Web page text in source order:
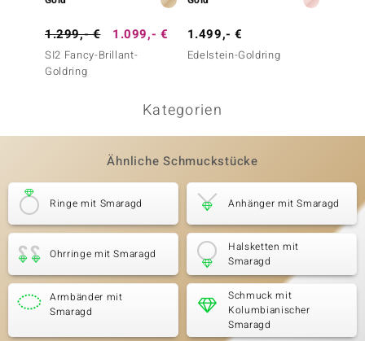
1.299,- € 1.099,- €
SI2 Fancy-Brillant-
Goldring
1.499,- €
Edelstein-Goldring
Kategorien
Ähnliche Schmuckstücke
Ringe mit Smaragd Anhänger mit Smaragd
Ohrringe mit Smaragd
Halsketten mit
Smaragd
Armbänder mit
Smaragd
Schmuck mit
Kolumbianischer
Smaragd